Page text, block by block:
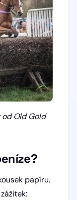
Old Gold
papíru.